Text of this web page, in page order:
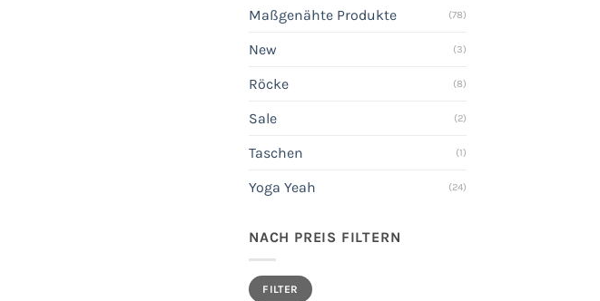
Maßgenähte Produkte (78)
New (3)
Röcke (8)
Sale (2)
Taschen (1)
Yoga Yeah (24)
NACH PREIS FILTERN
Min.
Preis
Max.
PreisFILTER